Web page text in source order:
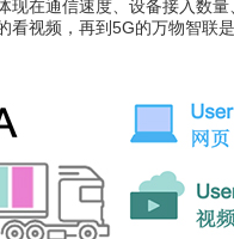
现在通信速度、设备接入数
看视频，再到5G的万物智联